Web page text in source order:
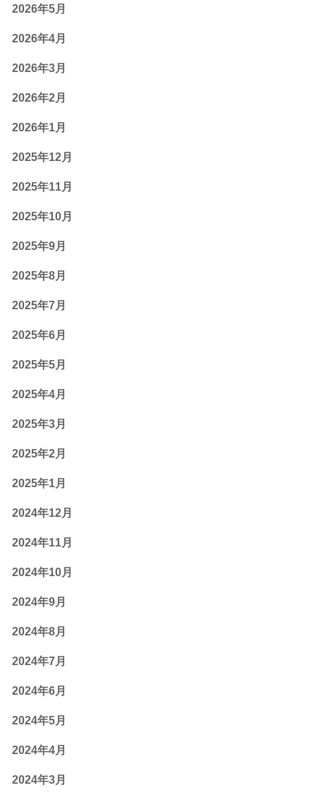
2026年5月
2026年4月
2026年3月
2026年2月
2026年1月
2025年12月
2025年11月
2025年10月
2025年9月
2025年8月
2025年7月
2025年6月
2025年5月
2025年4月
2025年3月
2025年2月
2025年1月
2024年12月
2024年11月
2024年10月
2024年9月
2024年8月
2024年7月
2024年6月
2024年5月
2024年4月
2024年3月